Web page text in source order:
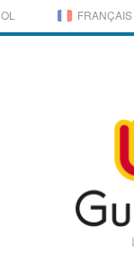
FRANÇAIS